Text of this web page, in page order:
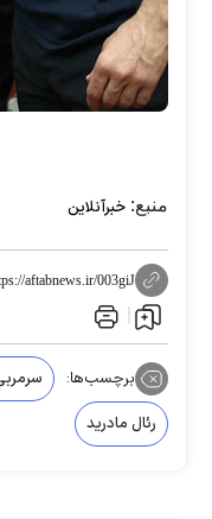
منبع: خبرآنلاین
aftabnews.ir/003giJ
برچسب‌ها:
رئال مادرید